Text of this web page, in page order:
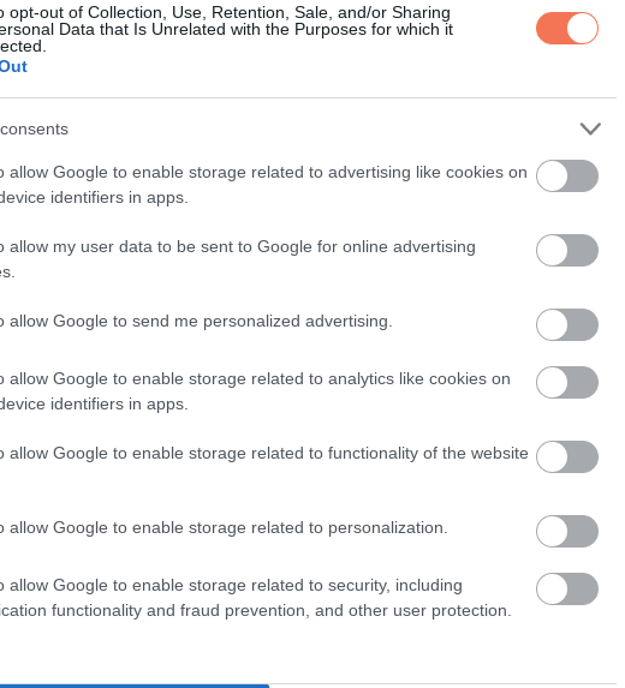
opt-out of Collection, Use, Retention, Sale, and/or Sharing
Data that Is Unrelated with the Purposes for which it
allow Google to enable storage related to advertising like cookies on
identifiers in apps.
allow my user data to be sent to Google for online advertising
allow Google to send me personalized advertising.
allow Google to enable storage related to analytics like cookies on
identifiers in apps.
allow Google to enable storage related to functionality of the website
allow Google to enable storage related to personalization.
allow Google to enable storage related to security, including
functionality and fraud prevention, and other user protection.
a férfi finoman szólítja fel, hogy dolgozzon, de amikor felajánlotta,
tőle.
legyen normális családom egy olyan feleséggel, akinek egy
beteg lenni, és soha nem akart senkinek sem a terhére lenni.
akartam, hogy lupuszom legyen. A diagnózis ugyanúgy fáj nekem,
vetnünk a dolgoknak, mint a jövőben. Nem akarom a gyerekeken